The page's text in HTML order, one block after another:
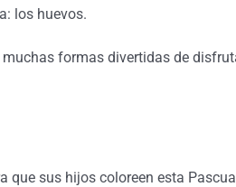
los huevos.
formas divertidas de
que sus hijos coloreen esta